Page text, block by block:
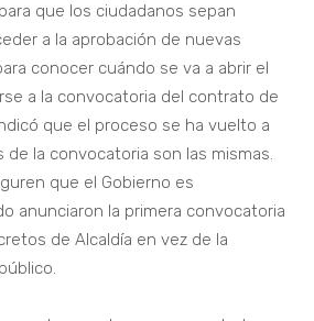
que los ciudadanos sepan
a la aprobación de nuevas
conocer cuándo se va a abrir el
a la convocatoria del contrato de
que el proceso se ha vuelto a
de la convocatoria son las mismas.
que el Gobierno es
anunciaron la primera convocatoria
de Alcaldía en vez de la